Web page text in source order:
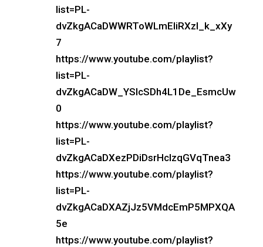
list=PL-
dvZkgACaDWWRToWLmEliRXzl_k_xXy
7
https://www.youtube.com/playlist?
list=PL-
dvZkgACaDW_YSlcSDh4L1De_EsmcUw
0
https://www.youtube.com/playlist?
list=PL-
dvZkgACaDXezPDiDsrHcIzqGVqTnea3
https://www.youtube.com/playlist?
list=PL-
dvZkgACaDXAZjJz5VMdcEmP5MPXQA
5e
https://www.youtube.com/playlist?